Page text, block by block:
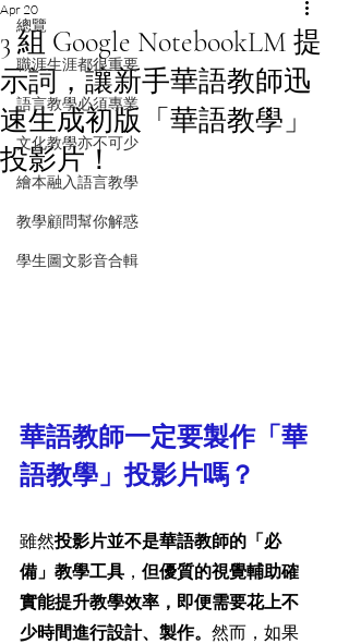
總覽
職涯生涯都很重要
語言教學必須專業
文化教學亦不可少
繪本融入語言教學
教學顧問幫你解惑
學生圖文影音合輯
3 組 Google NotebookLM 提
示詞，讓新手華語教師迅
速生成初版「華語教學」
投影片！
Apr 20
華語教師一定要製作「華
語教學」投影片嗎？
雖然投影片並不是華語教師的「必
備」教學工具 ， 但優質的視覺輔助確
實能提升教學效率，即便需要花上不
少時間進行設計、製作。 然而，如果